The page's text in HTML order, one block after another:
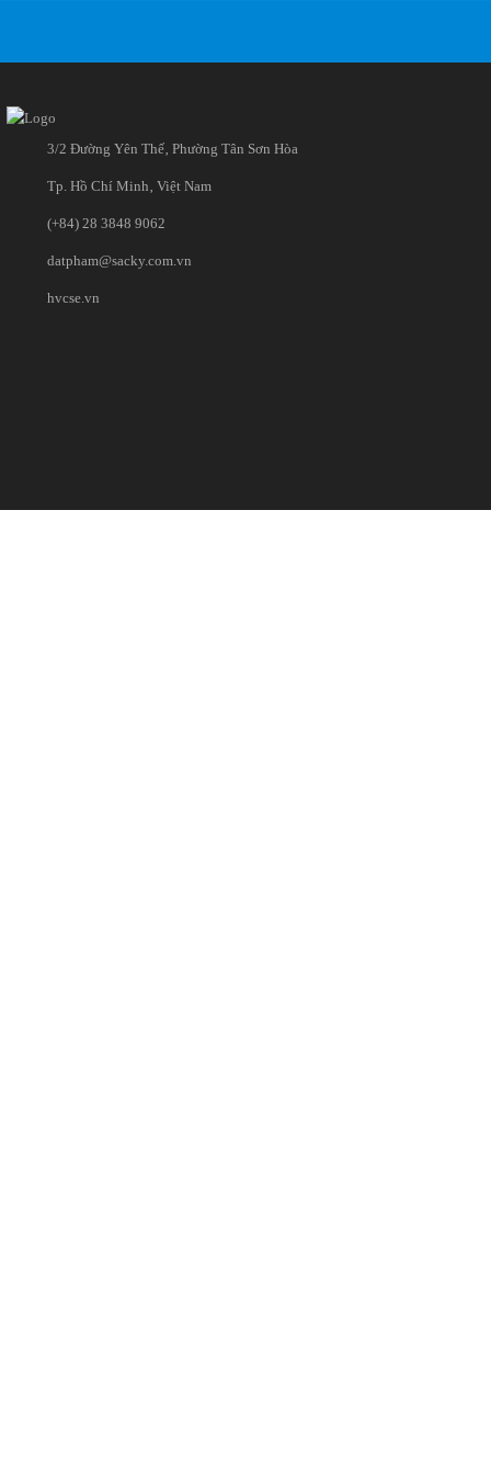
3/2 Đường Yên Thế‚ Phường Tân Sơn Hòa
Tp. Hồ Chí Minh‚ Việt Nam
(+84) 28 3848 9062
datpham@sacky.com.vn
hvcse.vn